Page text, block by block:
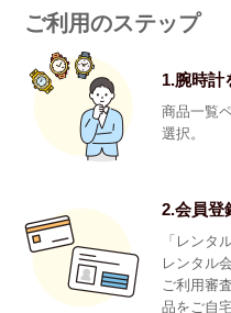
ご利用のステップ
1.腕時計
商品一覧
選択。
2.会員登
「レンタ
レンタル
ご利用審
品をご自